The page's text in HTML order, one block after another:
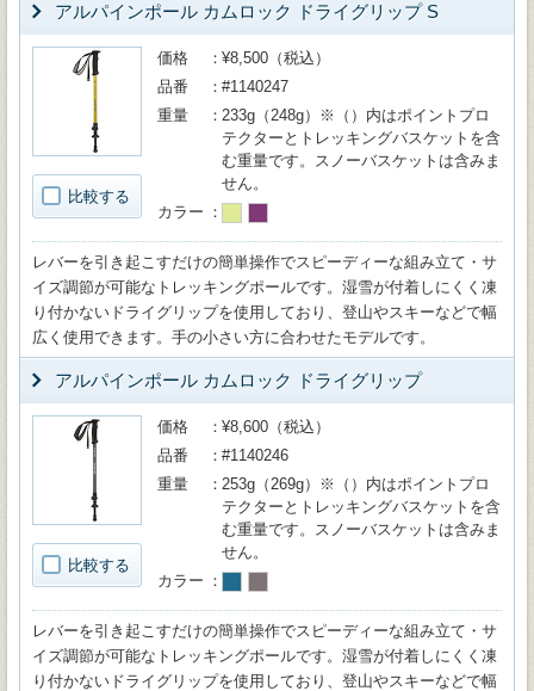
アルパインポール カムロック ドライグリップ S
比較する
価格
¥8,500（税込）
品番
#1140247
重量
233g（248g）※（）内はポイントプロ
テクターとトレッキングバスケットを含
む重量です。スノーバスケットは含みま
せん。
カラー
レバーを引き起こすだけの簡単操作でスピーディーな組み立て・サ
イズ調節が可能なトレッキングポールです。湿雪が付着しにくく凍
り付かないドライグリップを使用しており、登山やスキーなどで幅
広く使用できます。手の小さい方に合わせたモデルです。
アルパインポール カムロック ドライグリップ
比較する
価格
¥8,600（税込）
品番
#1140246
重量
253g（269g）※（）内はポイントプロ
テクターとトレッキングバスケットを含
む重量です。スノーバスケットは含みま
せん。
カラー
レバーを引き起こすだけの簡単操作でスピーディーな組み立て・サ
イズ調節が可能なトレッキングポールです。湿雪が付着しにくく凍
り付かないドライグリップを使用しており、登山やスキーなどで幅